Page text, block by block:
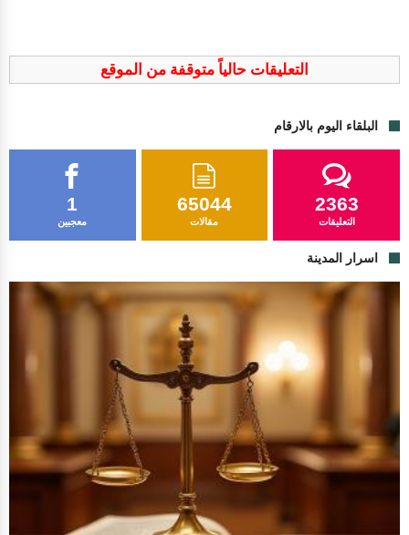
التعليقات حالياً متوقفة من الموقع
البلقاء اليوم بالارقام
1
معجبين
65044
مقالات
2363
التعليقات
اسرار المدينة